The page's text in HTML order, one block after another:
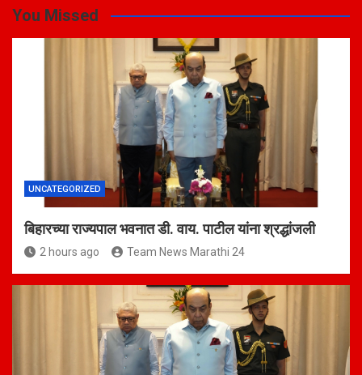
You Missed
UNCATEGORIZED
बिहारच्या राज्यपाल भवनात डी. वाय. पाटील यांना श्रद्धांजली
2 hours ago Team News Marathi 24